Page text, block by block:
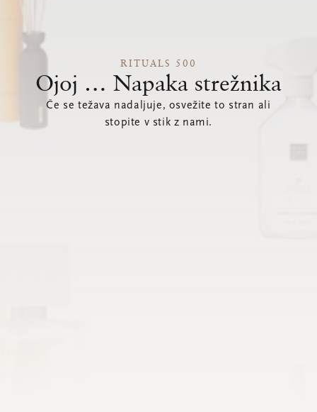
RITUALS 500
Ojoj … Napaka strežnika
Če se težava nadaljuje, osvežite to stran ali
stopite v stik z nami.